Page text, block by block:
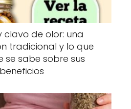
2
4
se equivoca?
de nuestro cerebro:
clavo de olor: una
tradicional y lo que
se sabe sobre sus
beneficios